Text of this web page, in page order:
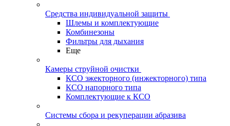
Средства индивидуальной защиты
Шлемы и комплектующие
Комбинезоны
Фильтры для дыхания
Еще
Камеры струйной очистки
КСО эжекторного (инжекторного) типа
КСО напорного типа
Комплектующие к КСО
Системы сбора и рекуперации абразива